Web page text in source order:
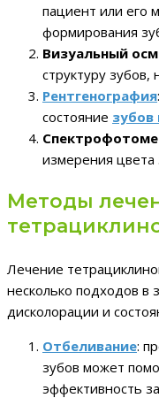
пациент или его
формирования
Визуальный
структуру зубов,
Рентгенография
состояние зубов
измерения цвета
Методы
Лечение
несколько подходов в
дисколорации и
Отбеливание:
зубов может
эффективность